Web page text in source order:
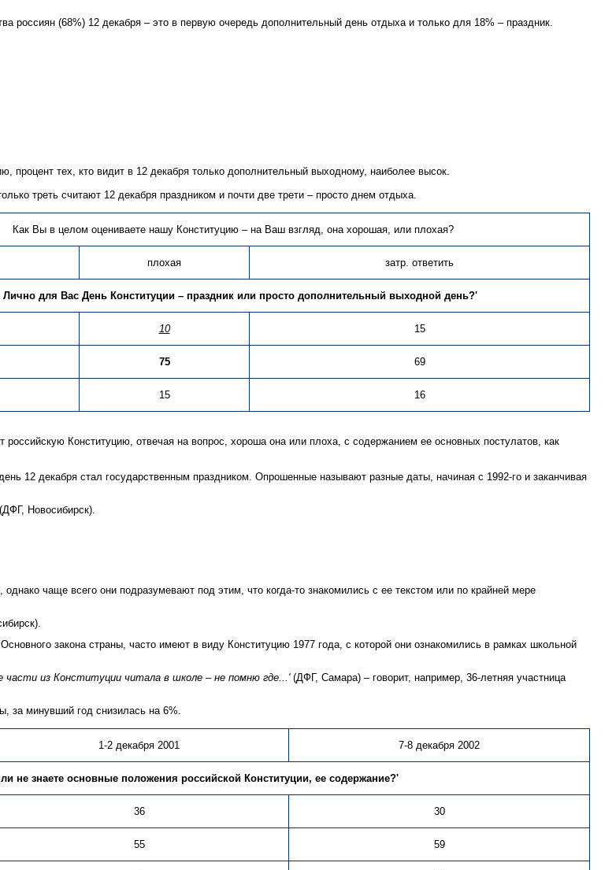
россиян (68%) 12 декабря – это в первую очередь дополнительный день отдыха и только для 18% – праздник.
тех, кто видит в 12 декабря только дополнительный выходному, наиболее высок.
треть считают 12 декабря праздником и почти две трети – просто днем отдыха.
Как Вы в целом оцениваете нашу Конституцию – на Ваш взгляд, она хорошая, или плохая?
плохая затр. ответить
для Вас День Конституции – праздник или просто дополнительный выходной день?'
10 15
75 69
15 16
Конституцию, отвечая на вопрос, хороша она или плоха, с содержанием ее основных постулатов, как
12 декабря стал государственным праздником. Опрошенные называют разные даты, начиная с 1992-го и заканчивая
(ДФГ, Новосибирск).
чаще всего они подразумевают под этим, что когда-то знакомились с ее текстом или по крайней мере
закона страны, часто имеют в виду Конституцию 1977 года, с которой они ознакомились в рамках школьной
из Конституции читала в школе – не помню где...'(ДФГ, Самара) – говорит, например, 36-летняя участница
за минувший год снизилась на 6%.
1-2 декабря 2001 7-8 декабря 2002
не знаете основные положения российской Конституции, ее содержание?'
36 30
55 59